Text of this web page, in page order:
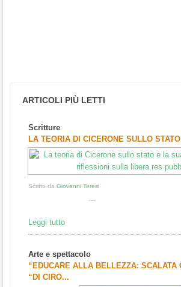
ARTICOLI PIÙ LETTI
Scritture
LA TEORIA DI CICERONE SULLO
Scritto da Giovanni Teresi
...
Leggi tutto
Arte e spettacolo
“EDUCARE ALLA BELLEZZA: SCALATA
“DI CIRO...